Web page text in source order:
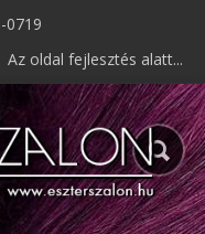
0719
Az oldal fejlesztés alatt...